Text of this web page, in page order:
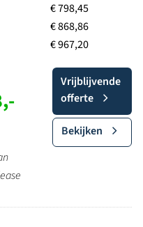
€ 798,45
€ 868,86
€ 967,20
Vrijblijvende
offerte
Bekijken